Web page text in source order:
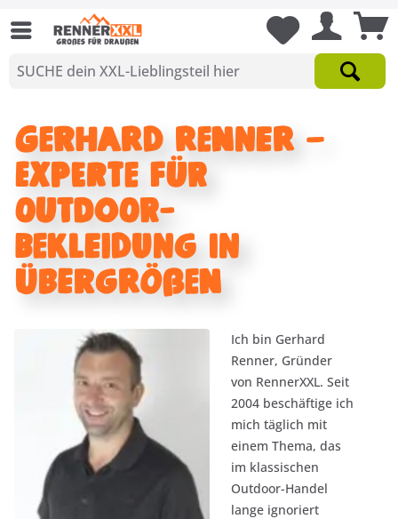
Gerhard Renner –
Experte für
Outdoor-
Bekleidung in
Übergrößen
Ich bin Gerhard
Renner, Gründer
von RennerXXL. Seit
2004 beschäftige ich
mich täglich mit
einem Thema, das
im klassischen
Outdoor-Handel
lange ignoriert